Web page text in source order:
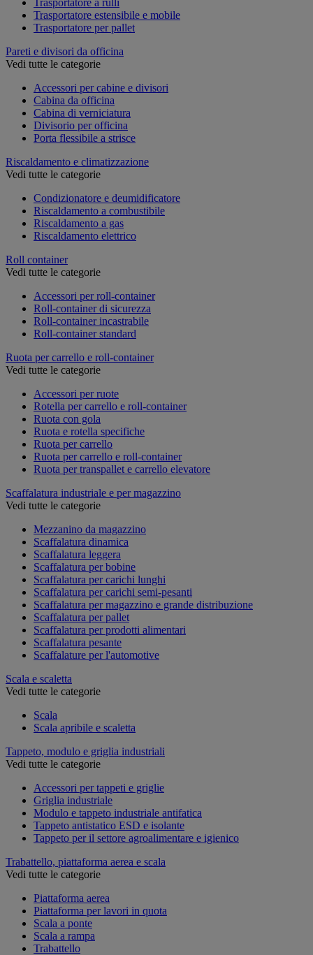
Trasportatore estensibile e mobile
Trasportatore per pallet
Pareti e divisori da officina
Vedi tutte le categorie
Accessori per cabine e divisori
Cabina da officina
Cabina di verniciatura
Divisorio per officina
Porta flessibile a strisce
Riscaldamento e climatizzazione
Vedi tutte le categorie
Condizionatore e deumidificatore
Riscaldamento a combustibile
Riscaldamento a gas
Riscaldamento elettrico
Roll container
Vedi tutte le categorie
Accessori per roll-container
Roll-container di sicurezza
Roll-container incastrabile
Roll-container standard
Ruota per carrello e roll-container
Vedi tutte le categorie
Accessori per ruote
Rotella per carrello e roll-container
Ruota con gola
Ruota e rotella specifiche
Ruota per carrello
Ruota per carrello e roll-container
Ruota per transpallet e carrello elevatore
Scaffalatura industriale e per magazzino
Vedi tutte le categorie
Mezzanino da magazzino
Scaffalatura dinamica
Scaffalatura leggera
Scaffalatura per bobine
Scaffalatura per carichi lunghi
Scaffalatura per carichi semi-pesanti
Scaffalatura per magazzino e grande distribuzione
Scaffalatura per pallet
Scaffalatura per prodotti alimentari
Scaffalatura pesante
Scaffalature per l'automotive
Scala e scaletta
Vedi tutte le categorie
Scala
Scala apribile e scaletta
Tappeto, modulo e griglia industriali
Vedi tutte le categorie
Accessori per tappeti e griglie
Griglia industriale
Modulo e tappeto industriale antifatica
Tappeto antistatico ESD e isolante
Tappeto per il settore agroalimentare e igienico
Trabattello, piattaforma aerea e scala
Vedi tutte le categorie
Piattaforma aerea
Piattaforma per lavori in quota
Scala a ponte
Scala a rampa
Trabattello